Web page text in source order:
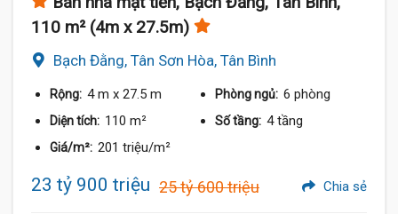
110 m² (4m x 27.5m)
Bạch Đằng, Tân Sơn Hòa, Tân Bình
Rộng: 4 m x 27.5 m Phòng ngủ: 6 phòng
Diện tích: 110 m² Số tầng: 4 tầng
Giá/m²: 201 triệu/m²
23 tỷ 900 triệu 25 tỷ 600 triệu Chia sẻ